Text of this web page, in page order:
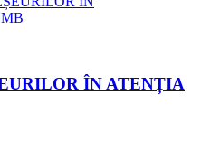
ÎN ATENȚIA